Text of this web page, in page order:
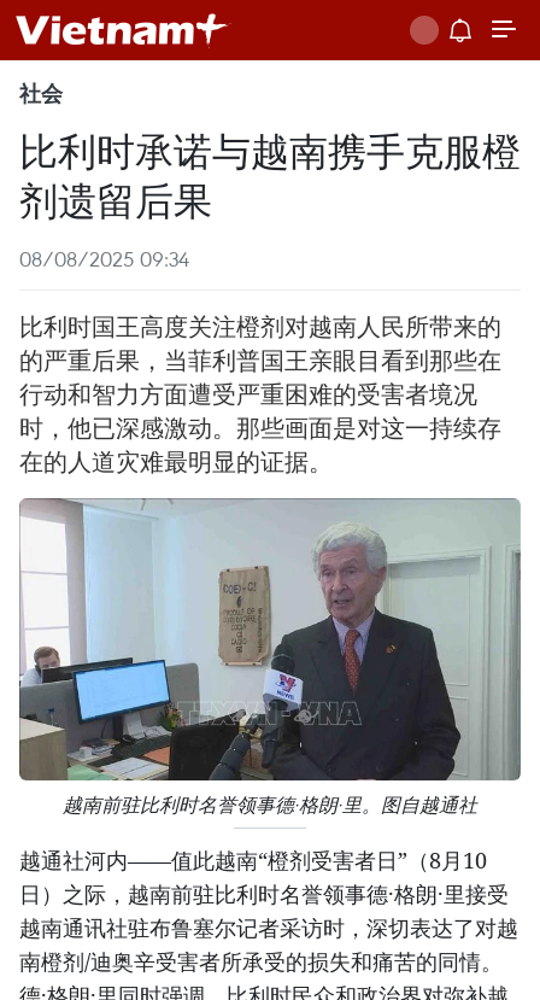
社会
比利时承诺与越南携手克服橙
剂遗留后果
08/08/2025 09:34
比利时国王高度关注橙剂对越南人民所带来的
的严重后果，当菲利普国王亲眼目看到那些在
行动和智力方面遭受严重困难的受害者境况
时，他已深感激动。那些画面是对这一持续存
在的人道灾难最明显的证据。
越南前驻比利时名誉领事德·格朗·里。图自越通社
越通社河内——值此越南“橙剂受害者日”（8月10
日）之际，越南前驻比利时名誉领事德·格朗·里接受
越南通讯社驻布鲁塞尔记者采访时，深切表达了对越
南橙剂/迪奥辛受害者所承受的损失和痛苦的同情。